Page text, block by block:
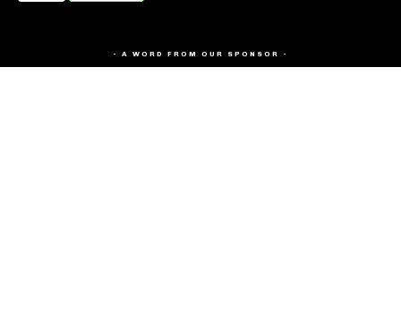
- A WORD FROM OUR SPONSOR -